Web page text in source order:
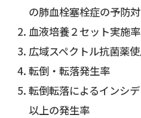
の肺血栓塞栓症の予防
血液培養２セット実施率
広域スペクトル抗菌薬
転倒・転落発生率
転倒転落によるインシ
以上の発生率